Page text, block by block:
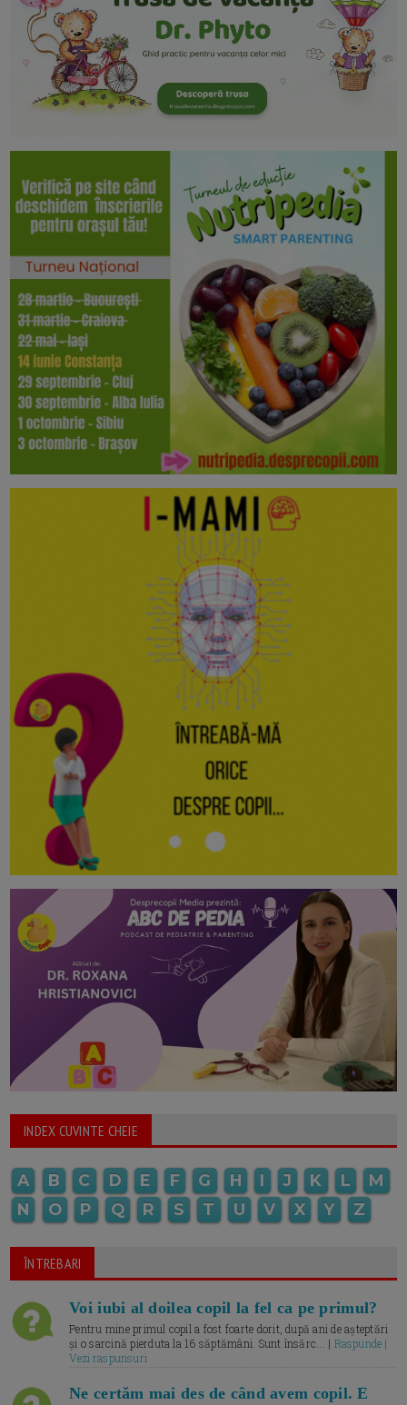
INDEX CUVINTE CHEIE
A B C D E F G H I J K L
M
N
O P Q R S T U V X Y Z
ÎNTREBARI
Voi iubi al doilea copil la fel ca pe primul?
Pentru mine primul copil a fost foarte dorit, după ani de așteptări
și o sarcină pierduta la 16 săptămâni. Sunt însărc... | Raspunde |
Vezi raspunsuri
Ne certăm mai des de când avem copil. E